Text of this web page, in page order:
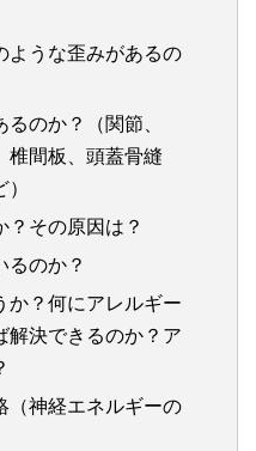
ような歪みがあるの
のか？（関節、
椎間板、頭蓋骨縫
？その原因は？
るのか？
か？何にアレルギー
解決できるのか？ア
（神経エネルギーの